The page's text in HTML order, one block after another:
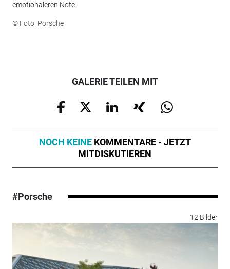
emotionaleren Note.
© Foto: Porsche
GALERIE TEILEN MIT
NOCH KEINE KOMMENTARE - JETZT
MITDISKUTIEREN
#Porsche
12 Bilder